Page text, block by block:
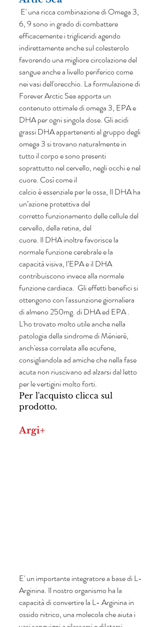
6, 9 sono in grado di combattere
efficacemente i trigliceridi agendo
indirettamente anche sul colesterolo
favorendo una migliore circolazione del
sangue anche a livello periferico come
nei vasi dell'orecchio. La formulazione di
Forever Arctic Sea apporta un
contenuto ottimale di omega 3, EPA e
DHA per ogni singola dose. Gli acidi
grassi DHA appartenenti al gruppo degli
omega 3 si trovano naturalmente in
tutto il corpo e sono presenti
soprattutto nel cervello, negli occhi e nel
cuore. Così come il
calcio è essenziale per le ossa, Il DHA ha
un’azione protettiva del
corretto funzionamento delle cellule del
cervello, della retina, del
cuore. Il DHA inoltre favorisce la
normale funzione cerebrale e la
capacità visiva, l’EPA e il DHA
contribuiscono invece alla normale
funzione cardiaca.  Gli effetti benefici si
ottengono con l'assunzione giornaliera
di almeno 250mg. di DHA ed EPA .
L'ho trovato molto utile anche nella
patologia della sindrome di Ménierè,
anch'essa correlata alle acufene,
consigliandola ad amiche che nella fase
acuta non riuscivano ad alzarsi dal letto
per le vertigini molto forti.
Per l'acquisto clicca sul
prodotto.
Argi+
E' un importante integratore a base di L-
Arginina. Il nostro organismo ha la
capacità di convertire la L- Arginina in
ossido nitrico, una molecola che aiuta i